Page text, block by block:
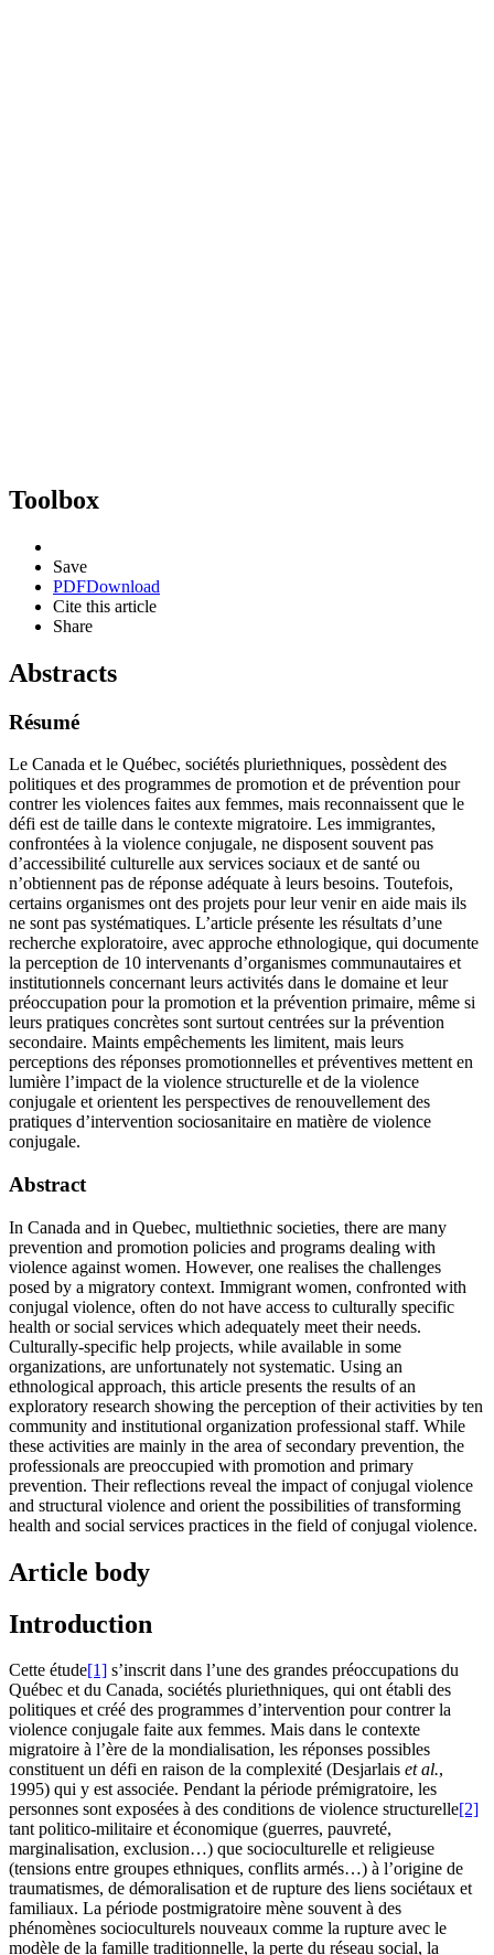
Toolbox
Save
PDFDownload
Cite this article
Share
Abstracts
Résumé
Le Canada et le Québec, sociétés pluriethniques, possèdent des
politiques et des programmes de promotion et de prévention pour
contrer les violences faites aux femmes, mais reconnaissent que le
défi est de taille dans le contexte migratoire. Les immigrantes,
confrontées à la violence conjugale, ne disposent souvent pas
d’accessibilité culturelle aux services sociaux et de santé ou
n’obtiennent pas de réponse adéquate à leurs besoins. Toutefois,
certains organismes ont des projets pour leur venir en aide mais ils
ne sont pas systématiques. L’article présente les résultats d’une
recherche exploratoire, avec approche ethnologique, qui documente
la perception de 10 intervenants d’organismes communautaires et
institutionnels concernant leurs activités dans le domaine et leur
préoccupation pour la promotion et la prévention primaire, même si
leurs pratiques concrètes sont surtout centrées sur la prévention
secondaire. Maints empêchements les limitent, mais leurs
perceptions des réponses promotionnelles et préventives mettent en
lumière l’impact de la violence structurelle et de la violence
conjugale et orientent les perspectives de renouvellement des
pratiques d’intervention sociosanitaire en matière de violence
conjugale.
Abstract
In Canada and in Quebec, multiethnic societies, there are many
prevention and promotion policies and programs dealing with
violence against women. However, one realises the challenges
posed by a migratory context. Immigrant women, confronted with
conjugal violence, often do not have access to culturally specific
health or social services which adequately meet their needs.
Culturally-specific help projects, while available in some
organizations, are unfortunately not systematic. Using an
ethnological approach, this article presents the results of an
exploratory research showing the perception of their activities by ten
community and institutional organization professional staff. While
these activities are mainly in the area of secondary prevention, the
professionals are preoccupied with promotion and primary
prevention. Their reflections reveal the impact of conjugal violence
and structural violence and orient the possibilities of transforming
health and social services practices in the field of conjugal violence.
Article body
Introduction
Cette étude[1] s’inscrit dans l’une des grandes préoccupations du
Québec et du Canada, sociétés pluriethniques, qui ont établi des
politiques et créé des programmes d’intervention pour contrer la
violence conjugale faite aux femmes. Mais dans le contexte
migratoire à l’ère de la mondialisation, les réponses possibles
constituent un défi en raison de la complexité (Desjarlais et al.,
1995) qui y est associée. Pendant la période prémigratoire, les
personnes sont exposées à des conditions de violence structurelle[2]
tant politico-militaire et économique (guerres, pauvreté,
marginalisation, exclusion…) que socioculturelle et religieuse
(tensions entre groupes ethniques, conflits armés…) à l’origine de
traumatismes, de démoralisation et de rupture des liens sociétaux et
familiaux. La période postmigratoire mène souvent à des
phénomènes socioculturels nouveaux comme la rupture avec le
modèle de la famille traditionnelle, la perte du réseau social, la